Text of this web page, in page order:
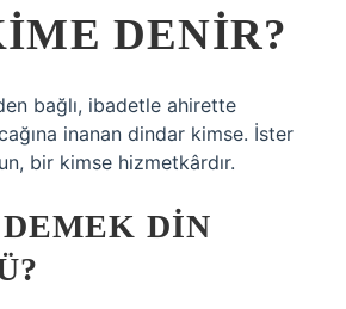
DENIR?
bağlı, ibadetle ahirette
inanan dindar kimse. İster
bir kimse hizmetkârdır.
DIN